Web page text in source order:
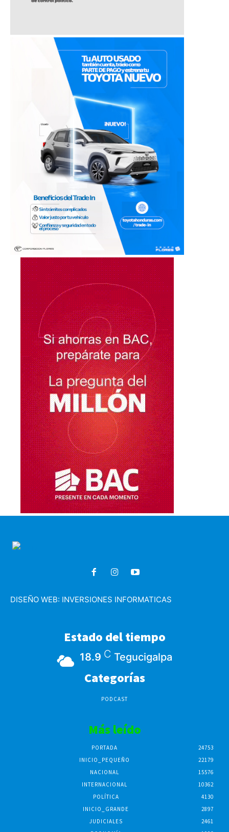
DISEÑO WEB: INVERSIONES INFORMATICAS
Estado del tiempo
18.9 C Tegucigalpa
Categorías
PODCAST
Más leído
PORTADA
24753
INICIO_PEQUEÑO
22179
NACIONAL
15576
INTERNACIONAL
10362
POLÍTICA
4130
INICIO_GRANDE
2897
JUDICIALES
2461